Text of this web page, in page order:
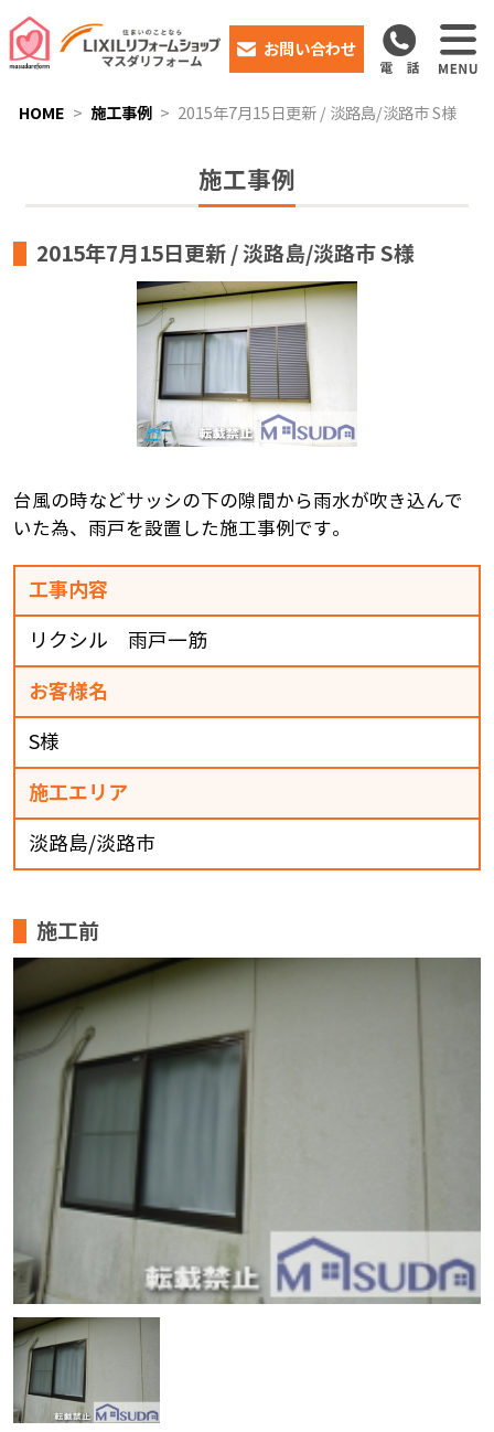
お問い合わせ
HOME 施工事例 2015年7月15日更新 / 淡路島/淡路市 S様
施工事例
2015年7月15日更新 / 淡路島/淡路市 S様
台風の時などサッシの下の隙間から雨水が吹き込んで
いた為、雨戸を設置した施工事例です。
工事内容
リクシル 雨戸一筋
お客様名
S様
施工エリア
淡路島/淡路市
施工前